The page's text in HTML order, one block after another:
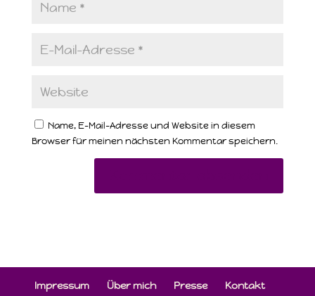
Name, E-Mail-Adresse und Website in diesem
Browser für meinen nächsten Kommentar speichern.
Impressum Über mich Presse Kontakt